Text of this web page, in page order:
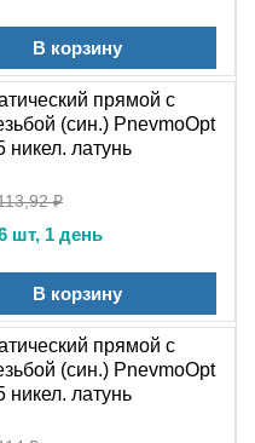
с масляным туманом
со сжатым
с масляным
совместимости
с маслом .
отдельной
(БРС)?
статическим
для постоянного
для подключения
отличие от
(БРС), он не
В корзину
прямой с
(син.) PnevmoOpt
никел. латунь
₽
шт, 1 день
В корзину
прямой с
(син.) PnevmoOpt
никел. латунь